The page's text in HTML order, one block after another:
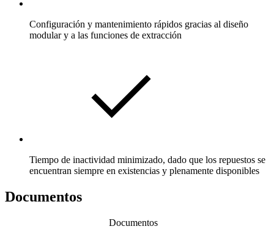
Configuración y mantenimiento rápidos gracias al diseño
modular y a las funciones de extracción
Tiempo de inactividad minimizado, dado que los repuestos se
encuentran siempre en existencias y plenamente disponibles
Documentos
Documentos